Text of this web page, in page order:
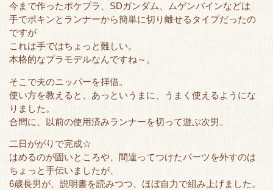
今まで作ったポケプラ、SDガンダム、ムゲンバインなどは
手でポキンとランナーから簡単に切り離せるタイプだったの
ですが
これは手ではちょっと難しい。
本格的なプラモデルなんですね～。
そこで夫のニッパーを拝借。
使い方を教えると、あっというまに、うまく使えるようにな
りました。
合間に、以前の使用済みランナーを切って遊ぶ次男。
二日ががりで完成☆
はめるのが固いところや、間違ってつけたパーツを外すのは
ちょっと手伝いましたが、
6歳長男が、説明書を読みつつ、ほぼ自力で組み上げました。